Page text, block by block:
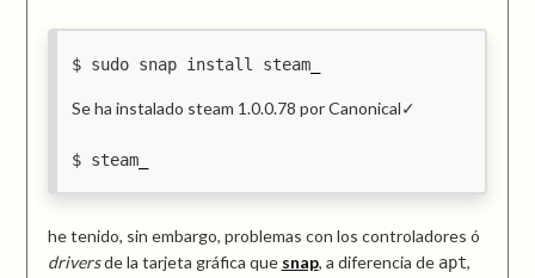
sudo snap install steam
Se ha instalado steam 1.0.0.78 por Canonical✓
steam
he tenido, sin embargo, problemas con los controladores ó
driversde la tarjeta gráfica que snap, a diferencia de apt,